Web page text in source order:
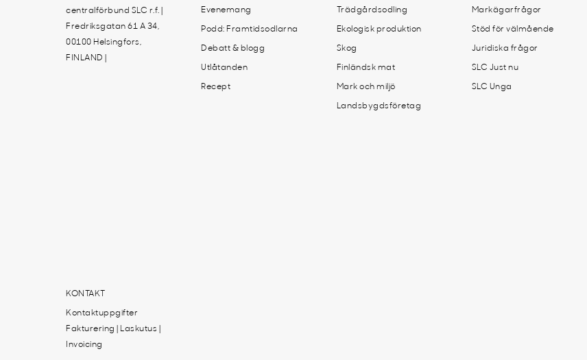
centralförbund SLC r.f. |
Fredriksgatan 61 A 34,
00100 Helsingfors,
FINLAND |
Evenemang
Podd: Framtidsodlarna
Debatt & blogg
Utlåtanden
Recept
Trädgårdsodling
Ekologisk produktion
Skog
Finländsk mat
Mark och miljö
Landsbygdsföretag
Markägarfrågor
Stöd för välmående
Juridiska frågor
SLC Just nu
SLC Unga
KONTAKT
Kontaktuppgifter
Fakturering | Laskutus |
Invoicing